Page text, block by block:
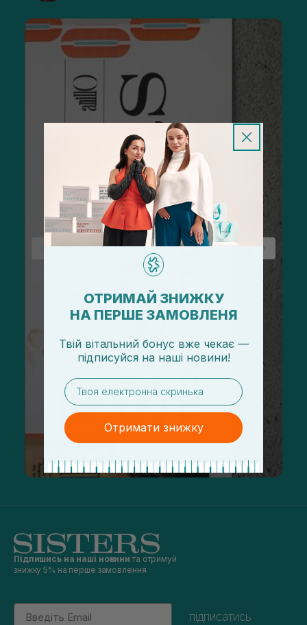
Підпишись на наші новини та отримуй
знижку 5% на перше замовлення
Email
підписатись
ОТРИМАЙ ЗНИЖКУ
НА ПЕРШЕ ЗАМОВЛЕНЯ
Твій вітальний бонус вже чекає —
підписуйся на наші новини!
email
Отримати знижку